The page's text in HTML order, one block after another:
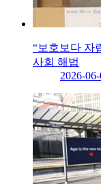
“보호보다 자
사회 해법
2026-